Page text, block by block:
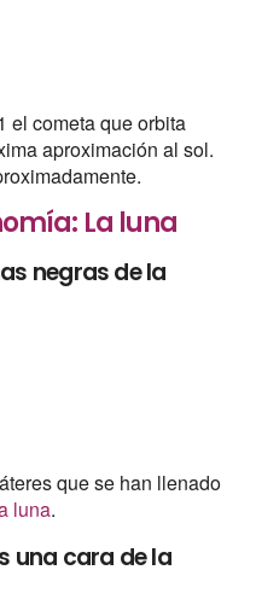
el cometa que orbita
aproximación al sol.
La luna
negras de la
que se han llenado
luna.
una cara de la